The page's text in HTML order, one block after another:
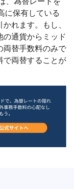
に保有している
れます。もし、
通貨からミッド
両替手数料のみで
で両替することが